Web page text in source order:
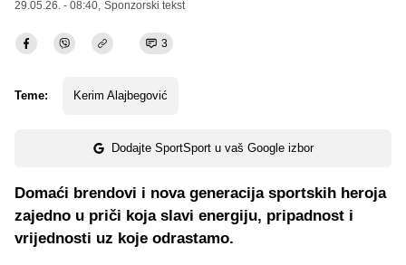
29.05.26. - 08:40, Sponzorski tekst
3
Teme: Kerim Alajbegović
Dodajte SportSport u vaš Google izbor
Domaći brendovi i nova generacija sportskih heroja
zajedno u priči koja slavi energiju, pripadnost i
vrijednosti uz koje odrastamo.